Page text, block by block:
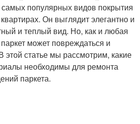
самых популярных видов покрытия
Он выглядит элегантно и
и теплый вид. Но, как и любая
может повреждаться и
этой статье мы рассмотрим, какие
необходимы для ремонта
паркета.